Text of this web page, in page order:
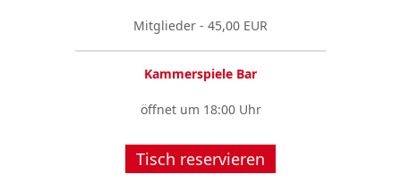
Mitglieder - 45,00 EUR
Kammerspiele Bar
öffnet um 18:00 Uhr
Tisch reservieren